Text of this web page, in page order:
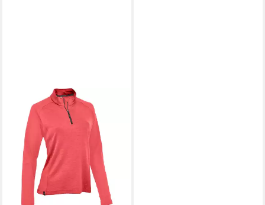
MAUL SPORT®
Longsleeve Shirt Brentenkopf
79,16 €
UVP 89,95 €
-12%
lieferbar - in 3-4 Werktagen bei dir